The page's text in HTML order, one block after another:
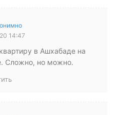
14:47
в Ашхабаде на
Сложно, но можно.